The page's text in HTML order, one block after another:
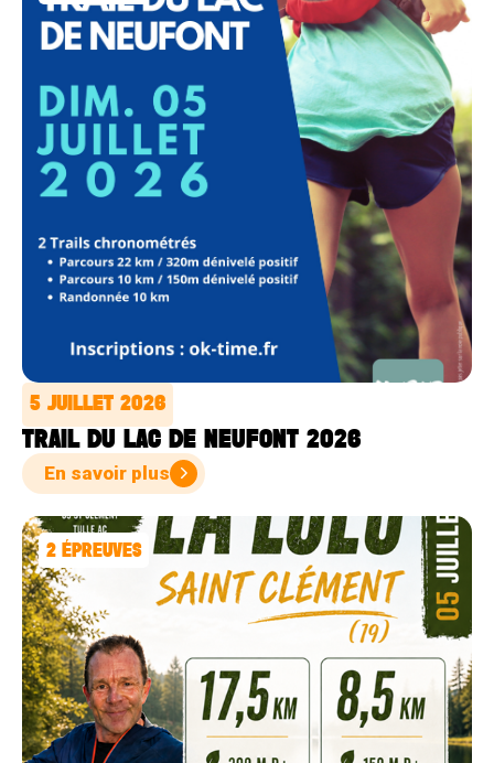
5 JUILLET 2026
TRAIL DU LAC DE NEUFONT 2026
En savoir plus
2 ÉPREUVES